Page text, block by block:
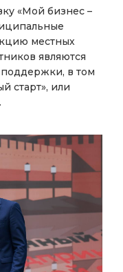
«Мой бизнес –
местных
являются
в том
старт», или